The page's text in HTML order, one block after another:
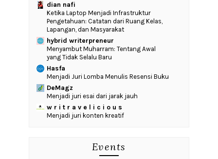
dian nafi
Ketika Laptop Menjadi Infrastruktur
Pengetahuan: Catatan dari Ruang Kelas,
Lapangan, dan Masyarakat
hybrid writerpreneur
Menyambut Muharram: Tentang Awal
yang Tidak Selalu Baru
Hasfa
Menjadi Juri Lomba Menulis Resensi Buku
DeMagz
Menjadi juri esai dari jarak jauh
w r i t r a v e l i c i o u s
Menjadi juri konten kreatif
Events